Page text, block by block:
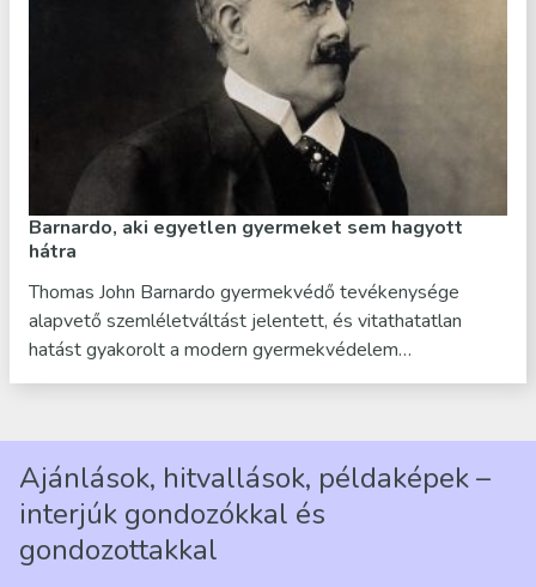
Barnardo, aki egyetlen gyermeket sem hagyott
hátra
Thomas John Barnardo gyermekvédő tevékenysége
alapvető szemléletváltást jelentett, és vitathatatlan
hatást gyakorolt a modern gyermekvédelem…
Ajánlások, hitvallások, példaképek –
interjúk gondozókkal és
gondozottakkal